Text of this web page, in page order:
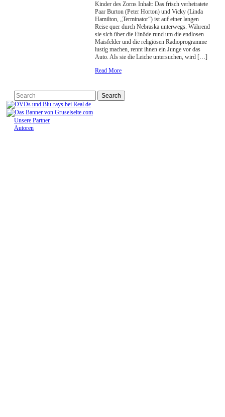
Kinder des Zorns Inhalt: Das frisch verheiratete
Paar Burton (Peter Horton) und Vicky (Linda
Hamilton, „Terminator“) ist auf einer langen
Reise quer durch Nebraska unterwegs. Während
sie sich über die Einöde rund um die endlosen
Maisfelder und die religiösen Radioprogramme
lustig machen, rennt ihnen ein Junge vor das
Auto. Als sie die Leiche untersuchen, wird […]
Read More
Unsere Partner
Autoren